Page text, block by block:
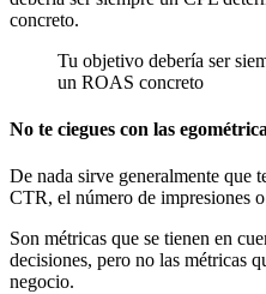
concreto.
Tu objetivo debería ser
un ROAS concreto
No te ciegues con las
De nada sirve generalmente que
CTR, el número de impresiones
Son métricas que se tienen en
decisiones, pero no las métricas
negocio.